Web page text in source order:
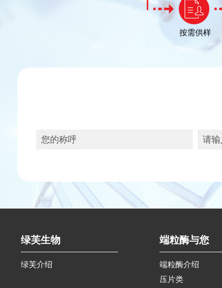
按需供样
绿芙生物
绿芙介绍
端粒酶与您
端粒酶介绍
压片类